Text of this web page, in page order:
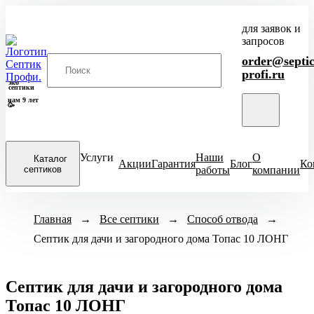
эко
септики
нам 9 лет
🥳
для заявок и
запросов
profi.ru
Каталог
септиков
Модели септиков
Итал
ХИТ
Диамант
Астра
Назначение
Для кухни
Для дачи
Кол-во человек
1-3 чел
9-10 чел
Закрыть
меню
Услуги
АкцииГарантия
Наши
работы
Блог
О
компании
Главная → Все септики → Способ отвода
→
Септик для дачи и загородного дома Топас 10 ЛОНГ
Септик для дачи и загородного дома
Топас 10 ЛОНГ